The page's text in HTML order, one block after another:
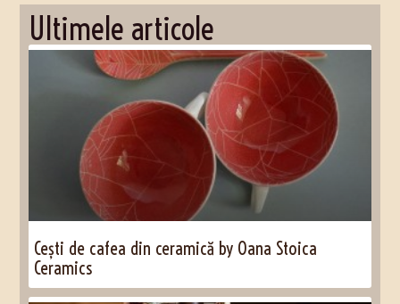
Ultimele articole
Cești de cafea din ceramică by Oana Stoica
Ceramics